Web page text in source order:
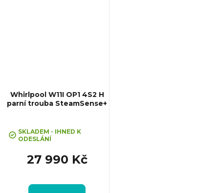
Whirlpool W11I OP1 4S2 H
parní trouba SteamSense+
SKLADEM - IHNED K
ODESLÁNÍ
27 990 Kč